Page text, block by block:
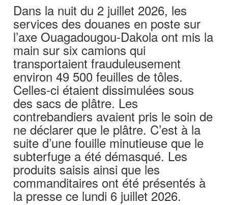
Dans la nuit du 2 juillet 2026, les
services des douanes en poste sur
l’axe Ouagadougou-Dakola ont mis la
main sur six camions qui
transportaient frauduleusement
environ 49 500 feuilles de tôles.
Celles-ci étaient dissimulées sous
des sacs de plâtre. Les
contrebandiers avaient pris le soin de
ne déclarer que le plâtre. C’est à la
suite d’une fouille minutieuse que le
subterfuge a été démasqué. Les
produits saisis ainsi que les
commanditaires ont été présentés à
la presse ce lundi 6 juillet 2026.